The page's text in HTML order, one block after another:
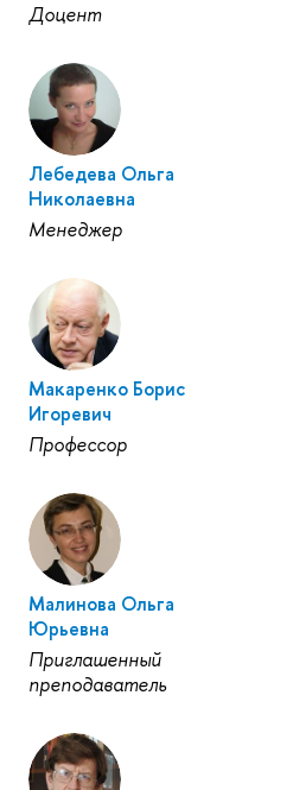
Доцент
Лебедева Ольга
Николаевна
Менеджер
Макаренко Борис
Игоревич
Профессор
Малинова Ольга
Юрьевна
Приглашенный
преподаватель